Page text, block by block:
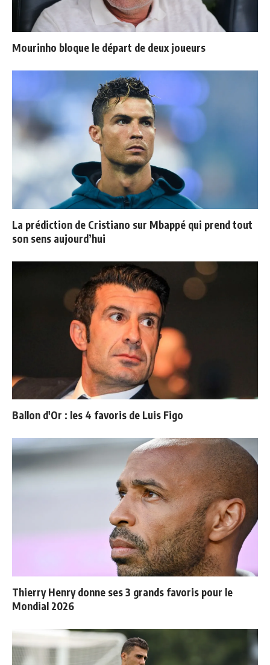
Mourinho bloque le départ de deux joueurs
La prédiction de Cristiano sur Mbappé qui prend tout
son sens aujourd’hui
Ballon d'Or : les 4 favoris de Luis Figo
Thierry Henry donne ses 3 grands favoris pour le
Mondial 2026